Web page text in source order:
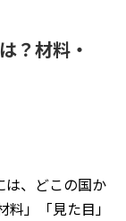
？材料・
は、どこの国か
」「見た目」